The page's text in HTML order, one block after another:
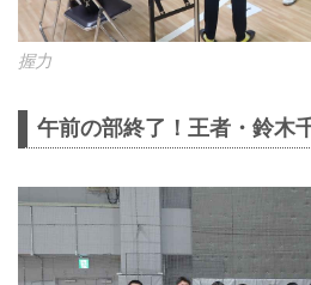
握力
午前の部終了！王者・鈴木